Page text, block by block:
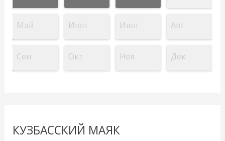
Май Июн Июл Авг
Сен Окт Ноя Дек
КУЗБАССКИЙ МАЯК